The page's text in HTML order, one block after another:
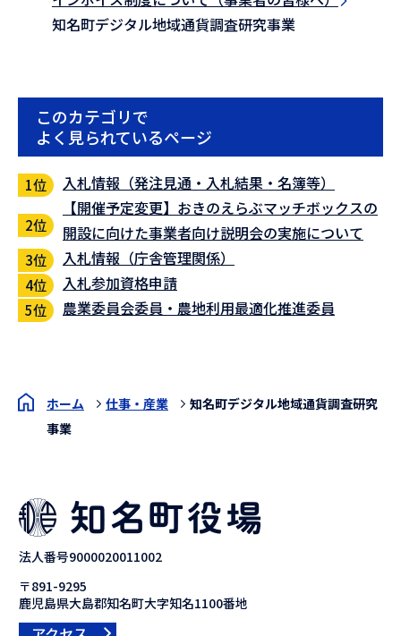
知名町デジタル地域通貨調査研究事業
このカテゴリで
よく見られているページ
入札情報（発注見通・入札結果・名簿等）
【開催予定変更】おきのえらぶマッチボックスの
開設に向けた事業者向け説明会の実施について
入札情報（庁舎管理関係）
入札参加資格申請
農業委員会委員・農地利用最適化推進委員
ホーム 仕事・産業
知名町デジタル地域通貨調査研究
事業
法人番号9000020011002
〒891-9295
鹿児島県大島郡知名町大字知名1100番地